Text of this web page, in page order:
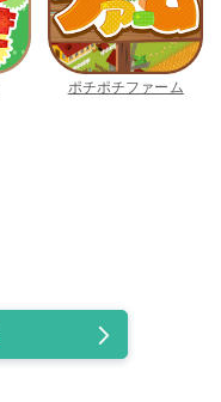
ポチポチファーム